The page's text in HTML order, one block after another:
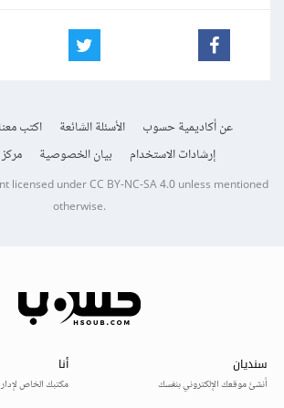
عن أكاديمية حسوب الأسئلة الشائعة اكتب معنا
إرشادات الاستخدام
بيان الخصوصية
licensed underCC BY-NC-SA 4.0unless mentioned
otherwise.